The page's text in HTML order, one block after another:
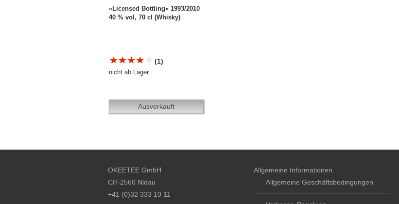
«Licensed Bottling» 1993/2010
40 % vol, 70 cl (Whisky)
(1)
nicht ab Lager
Ausverkauft
Footer content
OKEETEE GmbH
CH-2560 Nidau
+41 (0)32 333 10 11
Allgemeine Informationen
Allgemeine Geschäftsbedingungen